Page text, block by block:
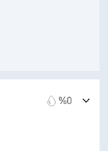
%0